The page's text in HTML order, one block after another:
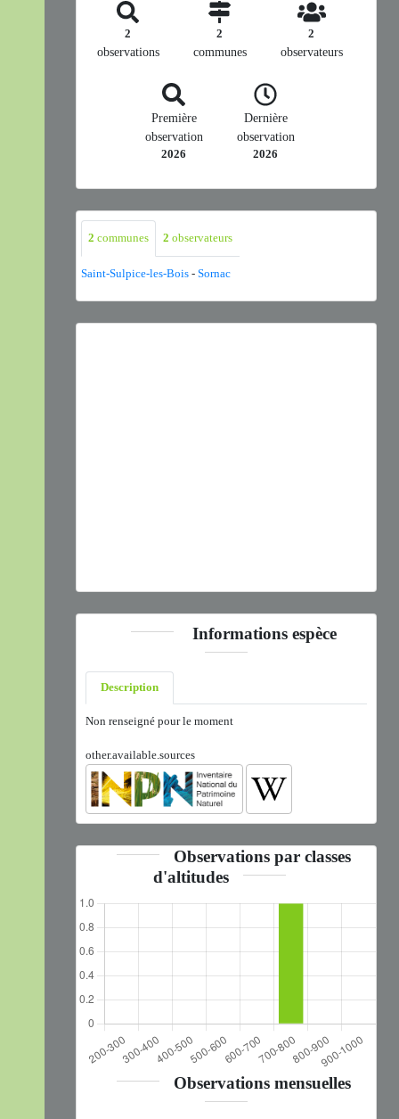
2
observations
2
communes
2
observateurs
Première
observation
2026
Dernière
observation
2026
2 communes 2 observateurs
Saint-Sulpice-les-Bois - Sornac
Informations espèce
Description
Non renseigné pour le moment
other.available.sources
Observations par classes
d'altitudes
Observations mensuelles